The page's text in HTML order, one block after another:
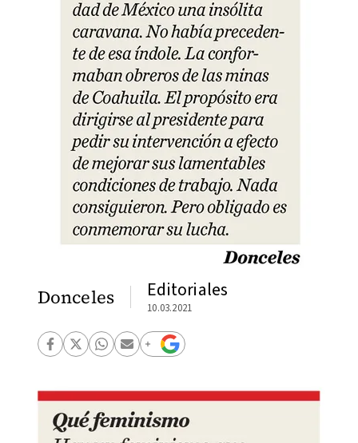
Donceles Editoriales
10.03.2021